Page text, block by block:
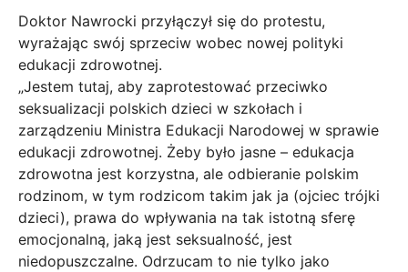
Doktor Nawrocki przyłączył się do protestu,
wyrażając swój sprzeciw wobec nowej polityki
edukacji zdrowotnej.
„Jestem tutaj, aby zaprotestować przeciwko
seksualizacji polskich dzieci w szkołach i
zarządzeniu Ministra Edukacji Narodowej w sprawie
edukacji zdrowotnej. Żeby było jasne – edukacja
zdrowotna jest korzystna, ale odbieranie polskim
rodzinom, w tym rodzicom takim jak ja (ojciec trójki
dzieci), prawa do wpływania na tak istotną sferę
emocjonalną, jaką jest seksualność, jest
niedopuszczalne. Odrzucam to nie tylko jako